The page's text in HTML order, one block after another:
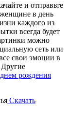
и отправьте
в день
каждого из
всегда будет
можно
сеть или
свои эмоции в
рождения
Скачать